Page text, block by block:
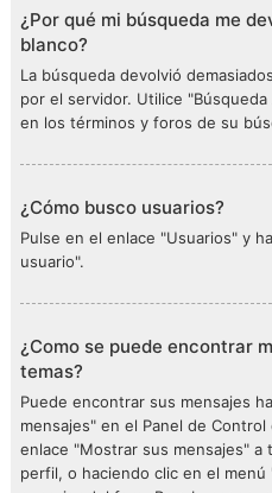
¿Por qué mi búsqueda me
blanco?
La búsqueda devolvió
por el servidor. Utilice
en los términos y foros de su
¿Cómo busco usuarios?
Pulse en el enlace "Usuarios" y
usuario".
¿Como se puede encontrar
temas?
Puede encontrar sus mensajes
mensajes" en el Panel de
enlace "Mostrar sus mensajes" a
perfil, o haciendo clic en el